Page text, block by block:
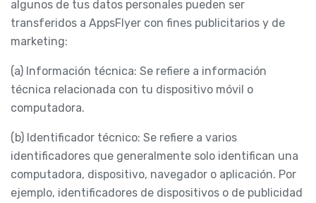
algunos de tus datos personales pueden ser
transferidos a AppsFlyer con fines publicitarios y de
marketing:
(a) Información técnica: Se refiere a información
técnica relacionada con tu dispositivo móvil o
computadora.
(b) Identificador técnico: Se refiere a varios
identificadores que generalmente solo identifican una
computadora, dispositivo, navegador o aplicación. Por
ejemplo, identificadores de dispositivos o de publicidad